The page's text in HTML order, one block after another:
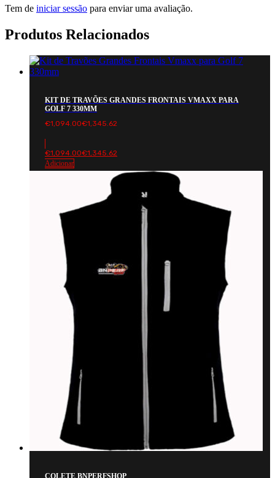
Tem de iniciar sessão para enviar uma avaliação.
Produtos Relacionados
KIT DE TRAVÕES GRANDES FRONTAIS VMAXX PARA
GOLF 7 330MM
€1,094.00€1,345.62
€1,094.00€1,345.62
Adicionar
COLETE BNPERFSHOP